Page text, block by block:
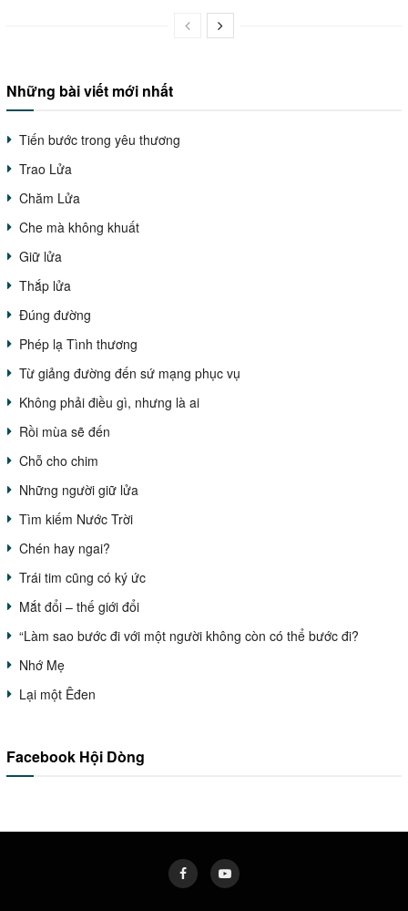
Những bài viết mới nhất
Tiến bước trong yêu thương
Trao Lửa
Chăm Lửa
Che mà không khuất
Giữ lửa
Thắp lửa
Đúng đường
Phép lạ Tình thương
Từ giảng đường đến sứ mạng phục vụ
Không phải điều gì, nhưng là ai
Rồi mùa sẽ đến
Chỗ cho chim
Những người giữ lửa
Tìm kiếm Nước Trời
Chén hay ngai?
Trái tim cũng có ký ức
Mắt đổi – thế giới đổi
“Làm sao bước đi với một người không còn có thể bước đi?
Nhớ Mẹ
Lại một Êđen
Facebook Hội Dòng